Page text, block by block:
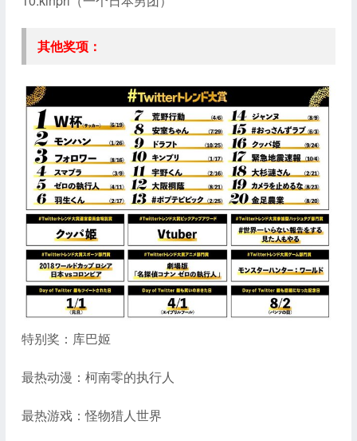
其他奖项：
特别奖：库巴姬
最热动漫：柯南零的执行人
最热游戏：怪物猎人世界